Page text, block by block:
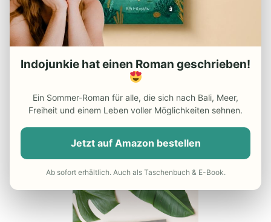
– Reiseapotheke Indonesien
– Beste Reisezeit Indonesien
Reiseführer
– Do’s and Dont’s in Indonesien
Indojunkie hat einen Roman geschrieben!
Ein Sommer-Roman für alle, die sich nach Bali, Meer,
Freiheit und einem Leben voller Möglichkeiten sehnen.
Jetzt auf Amazon bestellen
Ab sofort erhältlich. Auch als Taschenbuch & E-Book.